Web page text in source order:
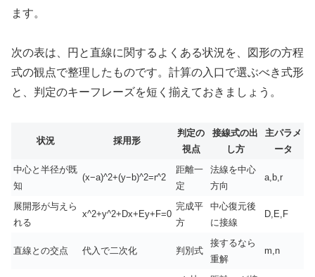
ます。
次の表は、円と直線に関するよくある状況を、図形の方程
式の観点で整理したものです。計算の入口で選ぶべき式形
と、判定のキーフレーズを短く揃えておきましょう。
状況 採用形
判定の
視点
接線式の出
し方
主パラメ
ータ
中心と半径が既
知
(x−a)^2+(y−b)^2=r^2
距離一
定
法線を中心
方向
a,b,r
展開形が与えら
れる
x^2+y^2+Dx+Ey+F=0
完成平
方
中心復元後
に接線
D,E,F
直線との交点 代入で二次化 判別式
接するなら
重解
m,n